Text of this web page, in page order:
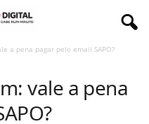
a pena pagar pelo email SAPO?
vale a pena